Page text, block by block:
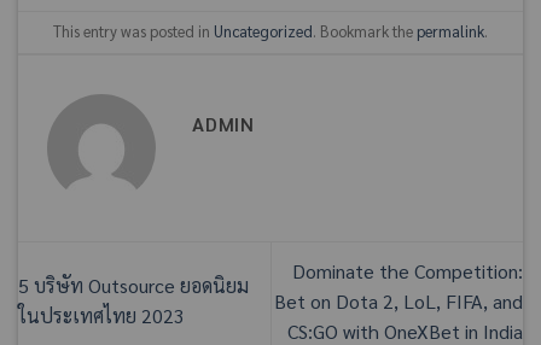
This entry was posted in Uncategorized. Bookmark the permalink.
ADMIN
5 บริษัท Outsource ยอดนิยม
ในประเทศไทย 2023
Dominate the Competition:
Bet on Dota 2, LoL, FIFA, and
CS:GO with OneXBet in India